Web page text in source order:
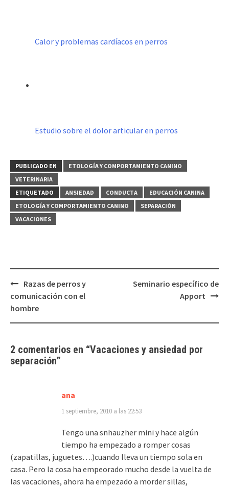
Calor y problemas cardíacos en perros
Estudio sobre el dolor articular en perros
PUBLICADO EN
ETOLOGÍA Y COMPORTAMIENTO CANINO
VETERINARIA
ETIQUETADO
ANSIEDAD CONDUCTA
EDUCACIÓN CANINA
ETOLOGÍA Y COMPORTAMIENTO CANINO
SEPARACIÓN
VACACIONES
Navegación
de
entradas
Razas de perros y
comunicación con el
hombre
Seminario específico de
Apport
2 comentarios en “Vacaciones y ansiedad por
separación”
ana
1 septiembre, 2010 a las 22:53
Tengo una snhauzher mini y hace algún
tiempo ha empezado a romper cosas
(zapatillas, juguetes….)cuando lleva un tiempo sola en
casa. Pero la cosa ha empeorado mucho desde la vuelta de
las vacaciones, ahora ha empezado a morder sillas,